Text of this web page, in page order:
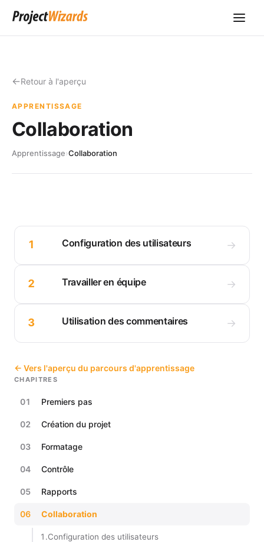
Retour à l'aperçu
APPRENTISSAGE
Collaboration
Apprentissage›Collaboration
← Vers l'aperçu du parcours d'apprentissage
CHAPITRES
01 Premiers pas
02 Création du projet
03 Formatage
04 Contrôle
05 Rapports
06 Collaboration
1.Configuration des utilisateurs
1 Configuration des utilisateurs →
2 Travailler en équipe →
3 Utilisation des commentaires →